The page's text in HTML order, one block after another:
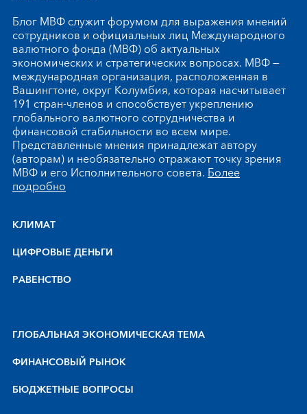
Блог МВФ служит форумом для выражения мнений
сотрудников и официальных лиц Международного
валютного фонда (МВФ) об актуальных
экономических и стратегических вопросах. МВФ —
международная организация, расположенная в
Вашингтоне, округ Колумбия, которая насчитывает
191 стран-членов и способствует укреплению
глобального валютного сотрудничества и
финансовой стабильности во всем мире.
Представленные мнения принадлежат автору
(авторам) и необязательно отражают точку зрения
МВФ и его Исполнительного совета.Более
подробно
КЛИМАТ
ЦИФРОВЫЕ ДЕНЬГИ
РАВЕНСТВО
ГЛОБАЛЬНАЯ ЭКОНОМИЧЕСКАЯ ТЕМА
ФИНАНСОВЫЙ РЫНОК
БЮДЖЕТНЫЕ ВОПРОСЫ